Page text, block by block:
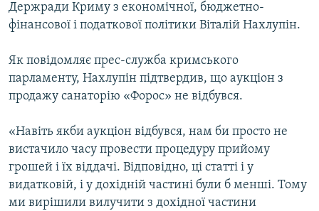
Держради Криму з економічної, бюджетно-
фінансової і податкової політики Віталій Нахлупін.
Як повідомляє прес-служба кримського
парламенту, Нахлупін підтвердив, що аукціон з
продажу санаторію «Форос» не відбувся.
«Навіть якби аукціон відбувся, нам би просто не
вистачило часу провести процедуру прийому
грошей і їх віддачі. Відповідно, ці статті і у
видатковій, і у дохідній частині були б менші. Тому
ми вирішили вилучити з дохідної частини